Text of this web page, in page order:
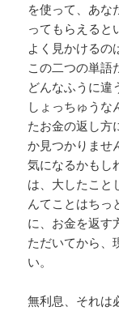
を使って、あな
ってもらえると
よく見かけるの
この二つの単語
どんなふうに違
しょっちゅうな
たお金の返し方
か見つかりませ
気になるかもし
は、大したこと
んてことはちっ
に、お金を返す
ただいてから、
い。
無利息、それは